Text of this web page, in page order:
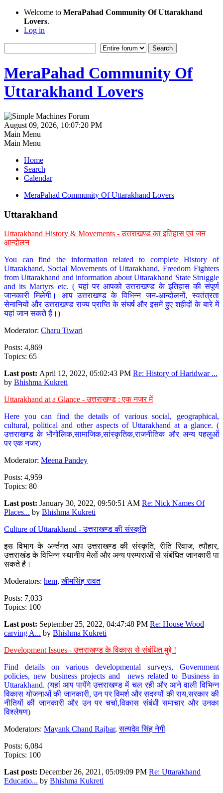
Welcome to MeraPahad Community Of Uttarakhand
Lovers.
Log in
MeraPahad Community Of
Uttarakhand Lovers
August 09, 2026, 10:07:20 PM
Main Menu
Main Menu
Home
Search
Calendar
MeraPahad Community Of Uttarakhand Lovers
Uttarakhand
Uttarakhand History & Movements - उत्तराखण्ड का इतिहास एवं जन
आन्दोलन
You can find the information related to complete History of
Uttarakhand, Social Movements of Uttarakhand, Freedom Fighters
from Uttarakhand and information about Uttarakhand State Struggle
and its Martyrs etc. ( यहां पर आपको उत्तराखण्ड के इतिहास की संपूर्ण
जानकारी मिलेगी। आप उत्तराखण्ड के विभिन्न जन-आन्दोलनों, स्वतंत्रता
सेनानियों और उत्तराखण्ड राज्य प्राप्ति के संघर्ष और इसमें हुए शहीदों के बारे में
यहां जान सकते हैं।)
Moderator: Charu Tiwari
Posts: 4,869
Topics: 65
Last post: April 12, 2022, 05:02:43 PM Re: History of Haridwar ...
by Bhishma Kukreti
Uttarakhand at a Glance - उत्तराखण्ड : एक नजर में
Here you can find the details of various social, geographical,
cultural, political and other aspects of Uttarakhand at a glance. (
उत्तराखण्ड के भौगोलिक,सामाजिक,सांस्कृतिक,राजनीतिक और अन्य पहलुओं
पर एक नजर)
Moderator: Meena Pandey
Posts: 4,959
Topics: 80
Last post: January 30, 2022, 09:50:51 AM Re: Nick Names Of
Places... by Bhishma Kukreti
Culture of Uttarakhand - उत्तराखण्ड की संस्कृति
इस विभाग के अर्न्तगत आप उत्तराखण्ड की संस्कृति, रीति रिवाज, त्यौहार,
उत्तराखंड के विभिन्न स्थानीय मेलों और अन्य परम्पराओं से संबंधित जानकारी पा
सकते है।
Moderators: hem,खीमसिंह रावत
Posts: 7,033
Topics: 100
Last post: September 25, 2022, 04:47:48 PM Re: House Wood
carving A... by Bhishma Kukreti
Development Issues - उत्तराखण्ड के विकास से संबंधित मुद्दे !
Find details on various developmental surveys, Government
policies, new business projects and news related to Business in
Uttarakhand. (यहां आप पायेंगे उत्तराखण्ड में चल रही और आने वाली विभिन्न
विकास योजनाओं की जानकारी, उन पर विमर्श और सदस्यों की राय,सरकार की
नीतियों की जानकारी और उन पर चर्चा,विकास संबंधी समाचार और उनका
विश्लेषण)
Moderators: Mayank Chand Rajbar,सत्यदेव सिंह नेगी
Posts: 6,084
Topics: 100
Last post: December 26, 2021, 05:09:09 PM Re: Uttarakhand
Educatio... by Bhishma Kukreti